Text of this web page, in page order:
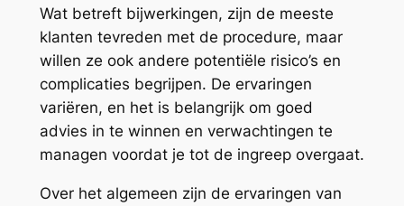
Wat betreft bijwerkingen, zijn de meeste
klanten tevreden met de procedure, maar
willen ze ook andere potentiële risico’s en
complicaties begrijpen. De ervaringen
variëren, en het is belangrijk om goed
advies in te winnen en verwachtingen te
managen voordat je tot de ingreep overgaat.
Over het algemeen zijn de ervaringen van